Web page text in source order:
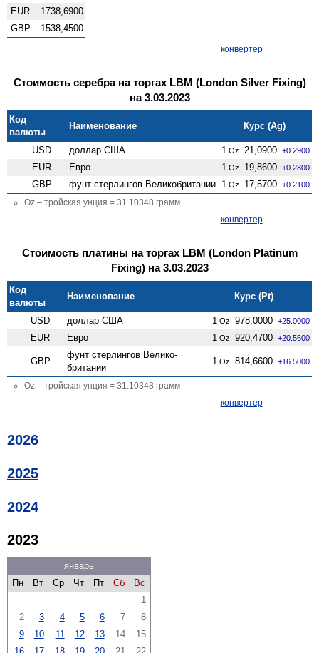
EUR
1738,6900
GBP
1538,4500
конвертер
Стоимость серебра на торгах LBM (London Silver Fixing)
на 3.03.2023
Код
валюты
Наименование Курс (Ag)
USD доллар США 1 Oz 21,0900 +0.2900
EUR Евро 1 Oz 19,8600 +0.2800
GBP фунт стерлингов Велико­британии 1 Oz 17,5700 +0.2100
Oz – тройская унция = 31.10348 грамм
конвертер
Стоимость платины на торгах LBM (London Platinum
Fixing) на 3.03.2023
Код
валюты
Наименование Курс (Pt)
USD доллар США 1 Oz 978,0000 +25.0000
EUR Евро 1 Oz 920,4700 +20.5600
GBP
фунт стерлингов Велико­
британии
1 Oz 814,6600 +16.5000
Oz – тройская унция = 31.10348 грамм
конвертер
2026
2025
2024
2023
январь
Пн
Вт Ср Чт Пт Сб
Вс
1
2
3 4 5 6 7
8
9
10 11 12 13 14
15